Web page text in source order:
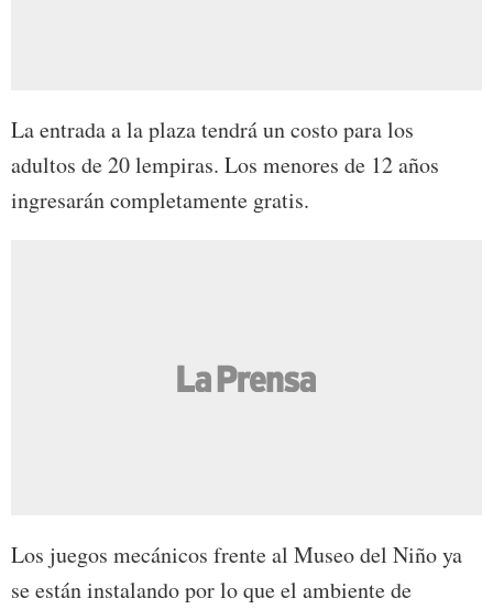
La entrada a la plaza tendrá un costo para los
adultos de 20 lempiras. Los menores de 12 años
ingresarán completamente gratis.
Los juegos mecánicos frente al Museo del Niño ya
se están instalando por lo que el ambiente de